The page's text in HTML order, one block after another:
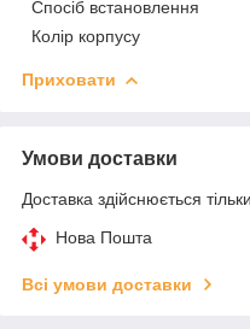
Спосіб встановлення
Колір корпусу
Приховати
Умови доставки
Доставка здійснюється
Нова Пошта
Всі умови доставки